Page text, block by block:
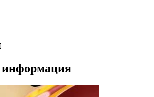
информация